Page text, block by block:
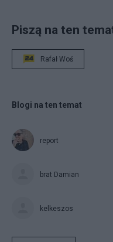
Piszą na ten
Rafał Woś
Blogi na ten temat
report
brat Damian
kelkeszos